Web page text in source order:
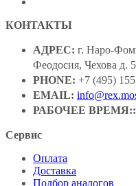
КОНТАКТЫ
АДРЕС: г. Наро-
Феодосия, Чехова д. 5
PHONE: +7 (495)
EMAIL:
РАБОЧЕЕ ВРЕМЯ::
Сервис
Оплата
Доставка
Подбор аналогов